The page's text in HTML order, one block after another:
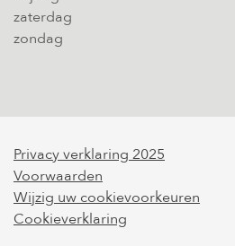
zaterdag
zondag
Privacy verklaring 2025
Voorwaarden
Wijzig uw cookievoorkeuren
Cookieverklaring